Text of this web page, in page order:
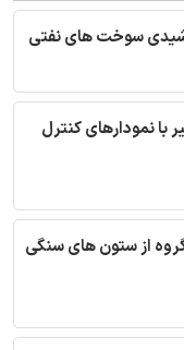
سوخت های نفتی
نمودارهای کنترل
از ستون های سنگی